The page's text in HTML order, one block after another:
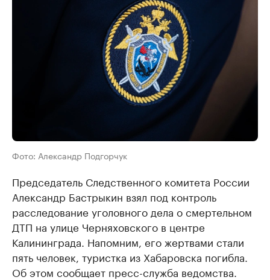
Фото: Александр Подгорчук
Председатель Следственного комитета России
Александр Бастрыкин взял под контроль
расследование уголовного дела о смертельном
ДТП на улице Черняховского в центре
Калининграда. Напомним, его жертвами стали
пять человек, туристка из Хабаровска погибла.
Об этом сообщает пресс-служба ведомства.